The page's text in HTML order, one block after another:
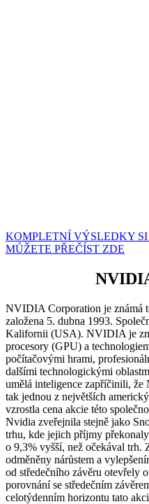
KOMPLETNÍ VÝSLEDKY
MŮŽETE PŘEČÍST ZDE
NVIDIA Corporation je známá
založena 5. dubna 1993.
Kalifornii (USA). NVIDIA je
procesory (GPU) a
počítačovými hrami,
dalšími technologickými
umělá inteligence zapříčinili, že
tak jednou z největších
vzrostla cena akcie této
Nvidia zveřejnila stejně jako
trhu, kde jejich příjmy
o 9,3% vyšší, než očekával trh.
odměněny nárůstem a
od středečního závěru otevřely
porovnání se středečním
celotýdenním horizontu tato